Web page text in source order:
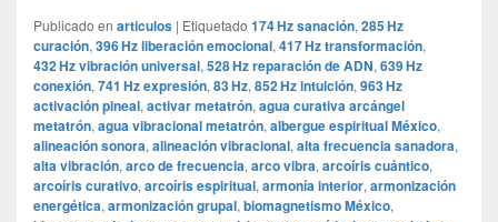
Publicado en articulos | Etiquetado 174 Hz sanación, 285 Hz
curación, 396 Hz liberación emocional, 417 Hz transformación,
432 Hz vibración universal, 528 Hz reparación de ADN, 639 Hz
conexión, 741 Hz expresión, 83 Hz, 852 Hz intuición, 963 Hz
activación pineal, activar metatrón, agua curativa arcángel
metatrón, agua vibracional metatrón, albergue espiritual México,
alineación sonora, alineación vibracional, alta frecuencia sanadora,
alta vibración, arco de frecuencia, arco vibra, arcoíris cuántico,
arcoíris curativo, arcoíris espiritual, armonía interior, armonización
energética, armonización grupal, biomagnetismo México,